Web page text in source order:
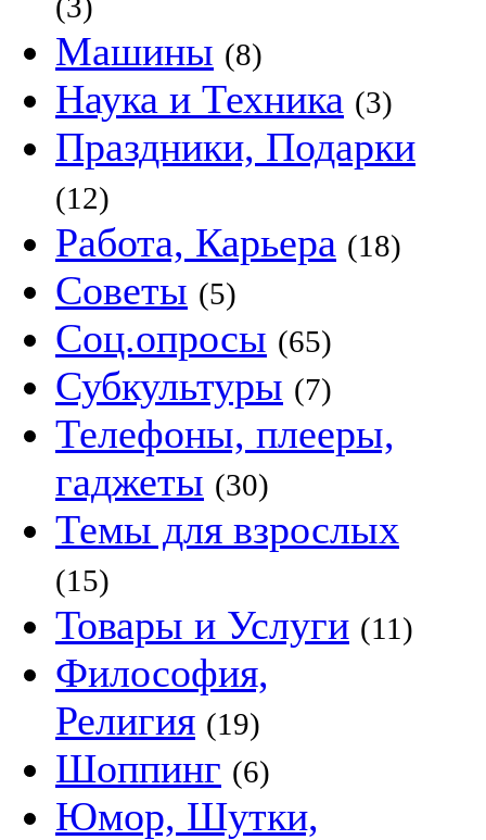
Машины (8)
Наука и Техника (3)
Праздники, Подарки
(12)
Работа, Карьера (18)
Советы (5)
Соц.опросы (65)
Субкультуры (7)
Телефоны, плееры,
гаджеты (30)
Темы для взрослых
(15)
Товары и Услуги (11)
Философия,
Религия (19)
Шоппинг (6)
Юмор, Шутки,